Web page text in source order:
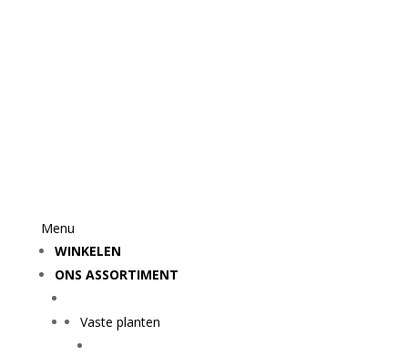
Menu
WINKELEN
ONS ASSORTIMENT
Vaste planten